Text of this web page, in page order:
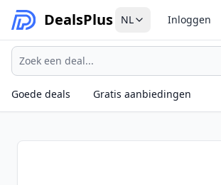
DealsPlus NL Inloggen
Zoeken
Goede deals
Gratis aanbiedingen